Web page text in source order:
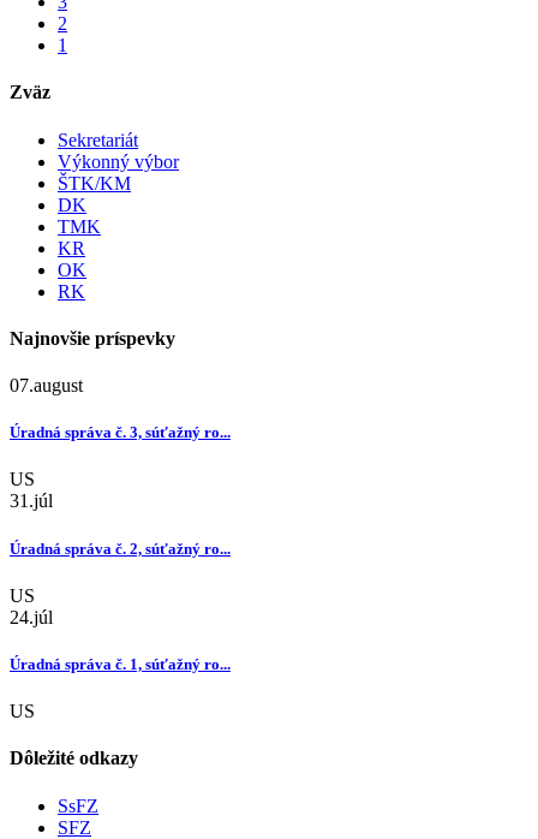
2
1
Zväz
Sekretariát
Výkonný výbor
ŠTK/KM
DK
TMK
KR
OK
RK
Najnovšie príspevky
07.august
Úradná správa č. 3, súťažný ro...
US
31.júl
Úradná správa č. 2, súťažný ro...
US
24.júl
Úradná správa č. 1, súťažný ro...
US
Dôležité odkazy
SsFZ
SFZ